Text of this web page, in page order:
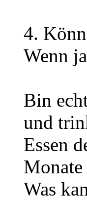
4.
Wenn
Bin
und
Essen
Was